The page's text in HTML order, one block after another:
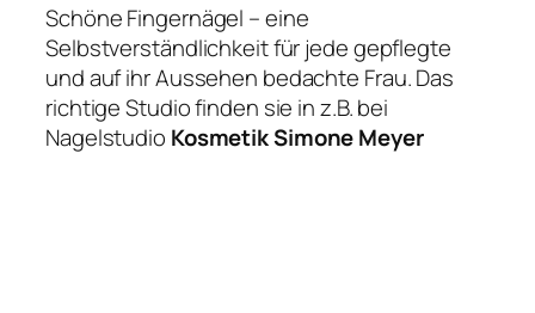
Schöne Fingernägel – eine
Selbstverständlichkeit für jede gepflegte
und auf ihr Aussehen bedachte Frau. Das
richtige Studio finden sie in z.B. bei
Nagelstudio Kosmetik Simone Meyer